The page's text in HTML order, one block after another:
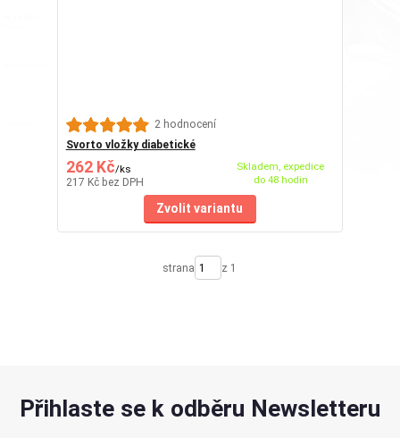
2 hodnocení
Svorto vložky diabetické
262 Kč/ks
217 Kč bez DPH
Skladem, expedice
do 48 hodin
Zvolit variantu
strana z 1
Přihlaste se k odběru Newsletteru